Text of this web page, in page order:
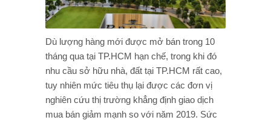
Dù lượng hàng mới được mở bán trong 10
tháng qua tại TP.HCM hạn chế, trong khi đó
nhu cầu sở hữu nhà, đất tại TP.HCM rất cao,
tuy nhiên mức tiêu thụ lại được các đơn vị
nghiên cứu thị trường khẳng định giao dịch
mua bán giảm mạnh so với năm 2019. Sức